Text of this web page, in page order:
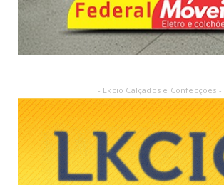
- Lkcio Calçados e Confecções -